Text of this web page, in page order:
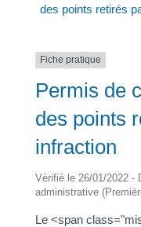
des points retirés
Fiche pratique
Permis de
des points
infraction
Vérifié le 26/01/2022 -
administrative
Le <span